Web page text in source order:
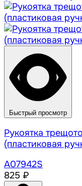
Быстрый просмотр
Рукоятка
(пластиковая
A07942S
825 ₽